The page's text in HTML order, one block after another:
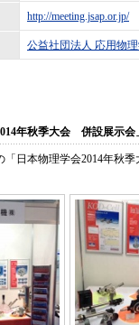
http://meeting.jsap.or.jp/
公益社団法人 応用物
年秋季大会 併設展示会
「日本物理学会2014年秋